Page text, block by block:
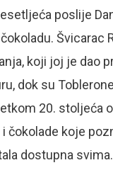
poslije
Švicarac
koji joj je dao
dok su
20. stoljeća
čokolade koje
dostupna